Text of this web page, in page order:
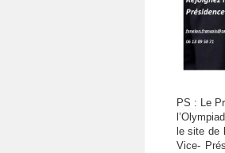
PS : Le
le site de
Vice-